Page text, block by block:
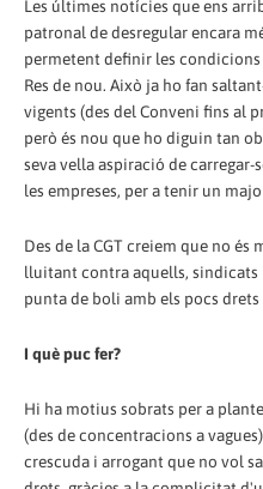
Les últimes notícies que ens
patronal de desregular encara
permetent definir les
Res de nou. Això ja ho fan
vigents (des del Conveni fins al
però és nou que ho diguin tan
seva vella aspiració de
les empreses, per a tenir un
Des de la CGT creiem que no és
lluitant contra aquells, sindicats
punta de boli amb els pocs
I què puc fer?
Hi ha motius sobrats per a
(des de concentracions a
crescuda i arrogant que no vol